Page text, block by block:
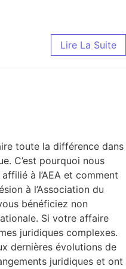
Lire La Suite
toute la différence dans
C’est pourquoi nous
à l’AEA et comment
à l’Association du
bénéficiez non
Si votre affaire
juridiques complexes.
dernières évolutions de
juridiques et ont